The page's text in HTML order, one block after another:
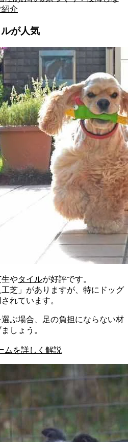
介
が人気
やタイルが好評です。
芝」がありますが、特にドッグ
れています。
ぶ場合、足の負担にならない材
しょう。
ムを詳しく解説